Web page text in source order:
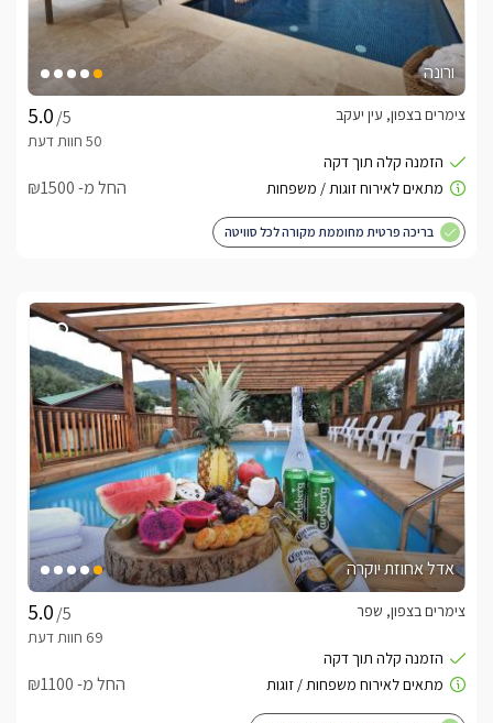
ורונה
/5
צימרים בצפון, עין יעקב
החל מ- ₪1500
בריכה פרטית מחוממת מקורה לכל סוויטה
אדל אחוזת יוקרה
/5
צימרים בצפון, שפר
החל מ- ₪1100